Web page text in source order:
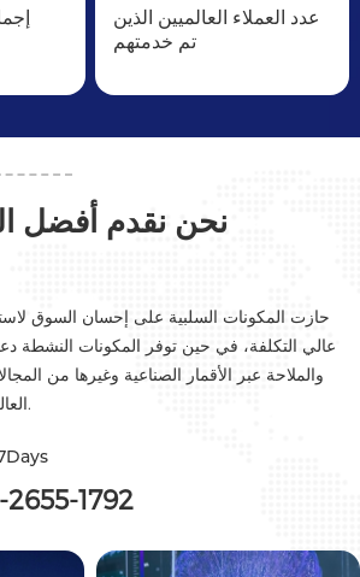
عدد العملاء العالميين الذين
تم خدمتهم
نحن نقدم أفضل
حازت المكونات السلبية على إحسان السوق
عالي التكلفة، في حين توفر المكونات النشطة دعما
والملاحة عبر الأقمار الصناعية وغيرها من
العالي وقدراتها التهيئة المرنة.
2655-1792